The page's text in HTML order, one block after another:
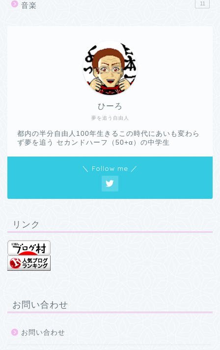
音楽 11
夢を追う自由人
ひーろ
都内の半分自由人100年生きるこの時代にあいも変わら
ず夢を追う セカンドハーフ（50+α）の中学生
＼ Follow me ／
リンク
お問い合わせ
お問い合わせ